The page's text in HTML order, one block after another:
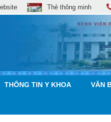
Thẻ thông minh
THÔNG TIN Y KHOA VĂN